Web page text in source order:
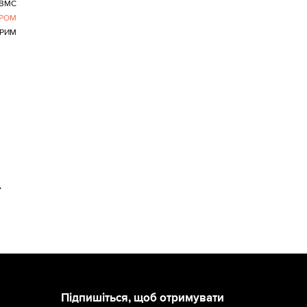
Підпишіться, щоб отримувати